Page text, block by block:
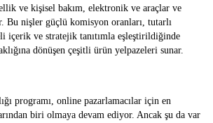
ve kişisel bakım, elektronik ve araçlar ve
Bu nişler güçlü komisyon oranları, tutarlı
içerik ve stratejik tanıtımla eşleştirildiğinde
dönüşen çeşitli ürün yelpazeleri sunar.
programı, online pazarlamacılar için en
biri olmaya devam ediyor. Ancak şu da var